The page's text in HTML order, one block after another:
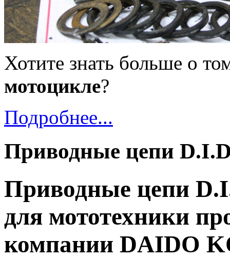
Хотите знать больше о
мотоцикле?
Подробнее...
Приводные цепи
Приводные цепи
для мототехники
компании DAIDO